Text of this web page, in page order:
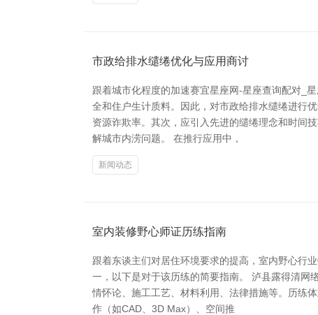
市政给排水缱绻优化与应用商讨
跟着城市化程度的加速赛宜星座网-星座查询配对_
全和住户生计质料。因此，对市政给排水缱绻进行
资源诈欺率。其次，应引入先进的缱绻理念和时间
解城市内涝问题。 在推行应用中，
新闻动态
室内装修野心师证历练指南
跟着东谈主们对居住环境要求的提高，室内野心行
一，以下是对于该历练的简要指南。 泸县露得清网
情怀论、施工工艺、材料利用、法律措施等。历练
作（如CAD、3D Max）、空间推